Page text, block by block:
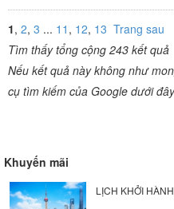
1, 2, 3 ... 11 , 12, 13 Trang sau
Tìm thấy tổng cộng 243 kết quả
Nếu kết quả này không như
cụ tìm kiếm của Google dưới
Khuyến mãi
LỊCH KHỞI